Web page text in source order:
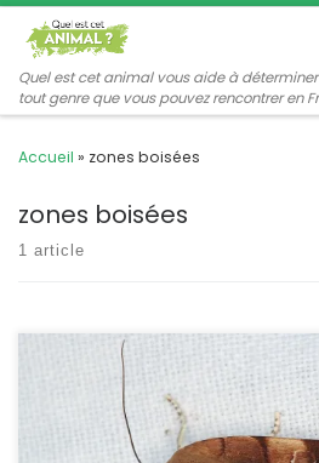
Passer au contenu
Quel est cet animal vous aide à
tout genre que vous pouvez rencontrer en
Accueil » zones boisées
zones boisées
1 article
C’est une grande noctuelle difficile à
mais elle est attirée par la lumière et